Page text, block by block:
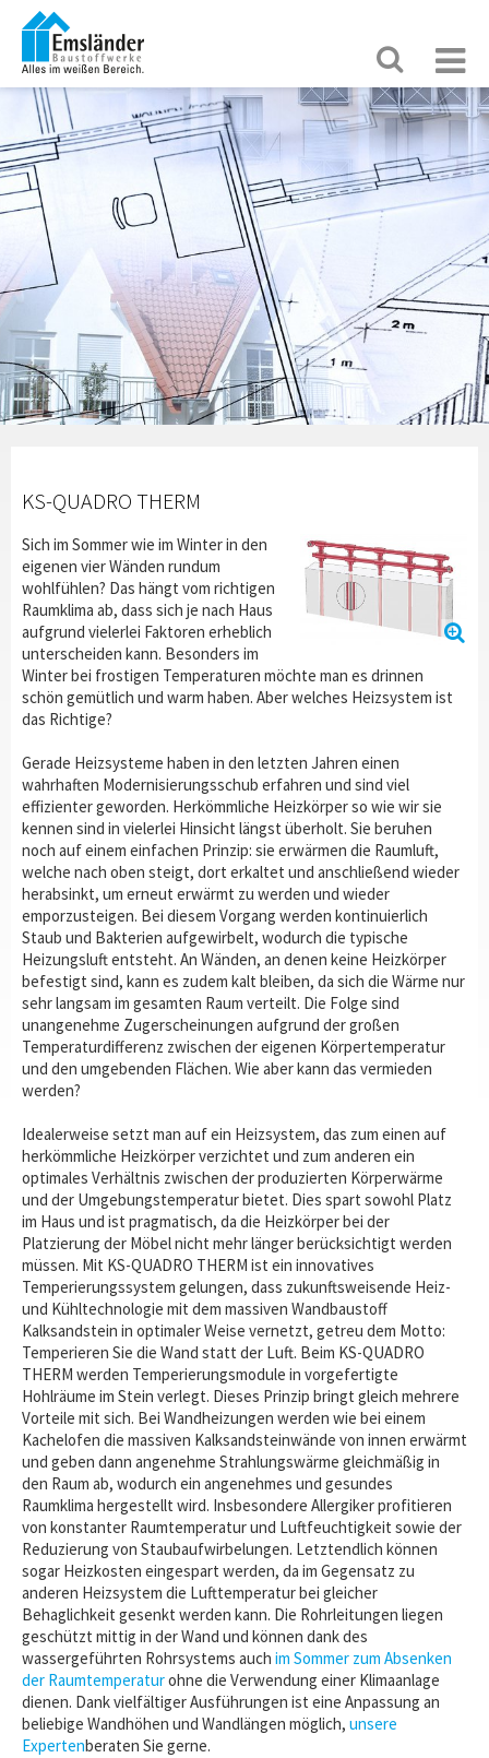
KS-QUADRO THERM
Sich im Sommer wie im Winter in den
eigenen vier Wänden rundum
wohlfühlen? Das hängt vom richtigen
Raumklima ab, dass sich je nach Haus
aufgrund vielerlei Faktoren erheblich
unterscheiden kann. Besonders im
Winter bei frostigen Temperaturen möchte man es drinnen
schön gemütlich und warm haben. Aber welches Heizsystem ist
das Richtige?
Gerade Heizsysteme haben in den letzten Jahren einen
wahrhaften Modernisierungsschub erfahren und sind viel
effizienter geworden. Herkömmliche Heizkörper so wie wir sie
kennen sind in vielerlei Hinsicht längst überholt. Sie beruhen
noch auf einem einfachen Prinzip: sie erwärmen die Raumluft,
welche nach oben steigt, dort erkaltet und anschließend wieder
herabsinkt, um erneut erwärmt zu werden und wieder
emporzusteigen. Bei diesem Vorgang werden kontinuierlich
Staub und Bakterien aufgewirbelt, wodurch die typische
Heizungsluft entsteht. An Wänden, an denen keine Heizkörper
befestigt sind, kann es zudem kalt bleiben, da sich die Wärme nur
sehr langsam im gesamten Raum verteilt. Die Folge sind
unangenehme Zugerscheinungen aufgrund der großen
Temperaturdifferenz zwischen der eigenen Körpertemperatur
und den umgebenden Flächen. Wie aber kann das vermieden
werden?
Idealerweise setzt man auf ein Heizsystem, das zum einen auf
herkömmliche Heizkörper verzichtet und zum anderen ein
optimales Verhältnis zwischen der produzierten Körperwärme
und der Umgebungstemperatur bietet. Dies spart sowohl Platz
im Haus und ist pragmatisch, da die Heizkörper bei der
Platzierung der Möbel nicht mehr länger berücksichtigt werden
müssen. Mit KS-QUADRO THERM ist ein innovatives
Temperierungssystem gelungen, dass zukunftsweisende Heiz-
und Kühltechnologie mit dem massiven Wandbaustoff
Kalksandstein in optimaler Weise vernetzt, getreu dem Motto:
Temperieren Sie die Wand statt der Luft. Beim KS-QUADRO
THERM werden Temperierungsmodule in vorgefertigte
Hohlräume im Stein verlegt. Dieses Prinzip bringt gleich mehrere
Vorteile mit sich. Bei Wandheizungen werden wie bei einem
Kachelofen die massiven Kalksandsteinwände von innen erwärmt
und geben dann angenehme Strahlungswärme gleichmäßig in
den Raum ab, wodurch ein angenehmes und gesundes
Raumklima hergestellt wird. Insbesondere Allergiker profitieren
von konstanter Raumtemperatur und Luftfeuchtigkeit sowie der
Reduzierung von Staubaufwirbelungen. Letztendlich können
sogar Heizkosten eingespart werden, da im Gegensatz zu
anderen Heizsystem die Lufttemperatur bei gleicher
Behaglichkeit gesenkt werden kann. Die Rohrleitungen liegen
geschützt mittig in der Wand und können dank des
wassergeführten Rohrsystems auch im Sommer zum Absenken
der Raumtemperaturohne die Verwendung einer Klimaanlage
dienen. Dank vielfältiger Ausführungen ist eine Anpassung an
beliebige Wandhöhen und Wandlängen möglich, unsere
Expertenberaten Sie gerne.